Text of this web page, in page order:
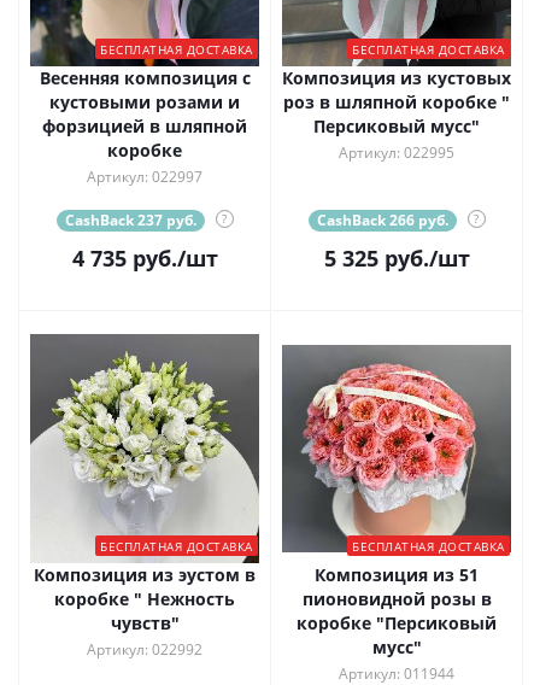
БЕСПЛАТНАЯ ДОСТАВКА
Весенняя композиция с
кустовыми розами и
форзицией в шляпной
коробке
Артикул: 022997
CashBack 237 руб. ?
4 735руб./шт
БЕСПЛАТНАЯ ДОСТАВКА
Композиция из кустовых
роз в шляпной коробке "
Персиковый мусс"
Артикул: 022995
CashBack 266 руб. ?
5 325руб./шт
БЕСПЛАТНАЯ ДОСТАВКА
Композиция из эустом в
коробке " Нежность
чувств"
Артикул: 022992
БЕСПЛАТНАЯ ДОСТАВКА
Композиция из 51
пионовидной розы в
коробке "Персиковый
мусс"
Артикул: 011944